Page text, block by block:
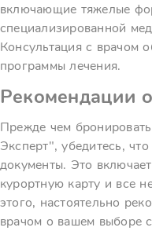
включающие тяжелые
специализированной
Консультация с врачом
программы лечения.
Рекомендации
Прежде чем
Эксперт", убедитесь,
документы. Это
курортную карту и все
этого, настоятельно
врачом о вашем выборе